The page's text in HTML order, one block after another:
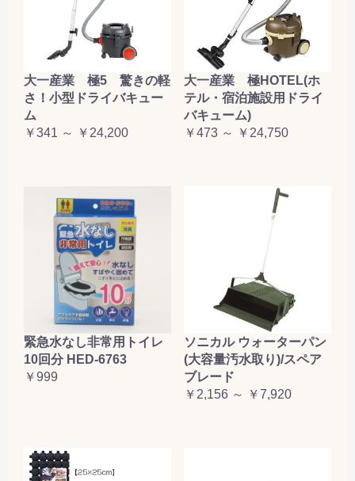
大一産業 極5 驚きの軽
さ！小型ドライバキュー
ム
￥341 ～ ￥24,200
大一産業 極HOTEL(ホ
テル・宿泊施設用ドライ
バキューム)
￥473 ～ ￥24,750
緊急水なし非常用トイレ
10回分 HED-6763
￥999
ソニカル ウォーターパン
(大容量汚水取り)/スペア
ブレード
￥2,156 ～ ￥7,920